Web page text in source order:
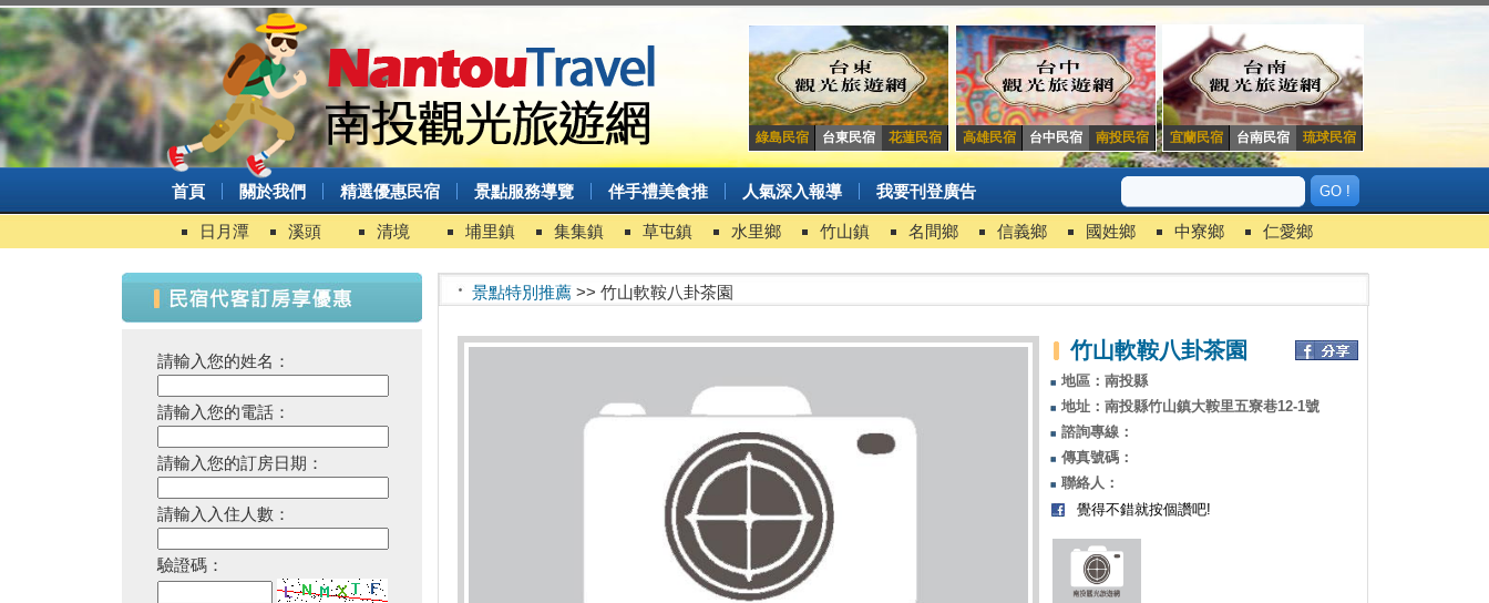
綠島民宿 台東民宿 花蓮民宿 高雄民宿 台中民宿 南投民宿 宜蘭民宿 台南民宿 琉球民宿
首頁 關於我們 精選優惠民宿 景點服務導覽 伴手禮美食推 人氣深入報導 我要刊登廣告
日月潭 溪頭 清境 埔里鎮 集集鎮 草屯鎮 水里鄉 竹山鎮 名間鄉 信義鄉 國姓鄉 中寮鄉 仁愛鄉
請輸入您的姓名：
請輸入您的電話：
請輸入您的訂房日期：
請輸入入住人數：
驗證碼：
景點特別推薦>> 竹山軟鞍八卦茶園
竹山軟鞍八卦茶園
地區：南投縣
地址：南投縣竹山鎮大鞍里五寮巷12-1號
諮詢專線：
傳真號碼：
聯絡人：
覺得不錯就按個讚吧!